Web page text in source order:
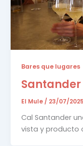
Bares que lugares
Santander
El Mule/ 23/07/2025
Cal Santander
vista y producto